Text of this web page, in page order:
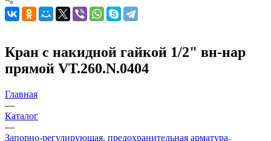
Кран с накидной гайкой 1/2" вн-нар
прямой VT.260.N.0404
Главная
—
Каталог
—
Запорно-регулирующая, предохранительная арматура